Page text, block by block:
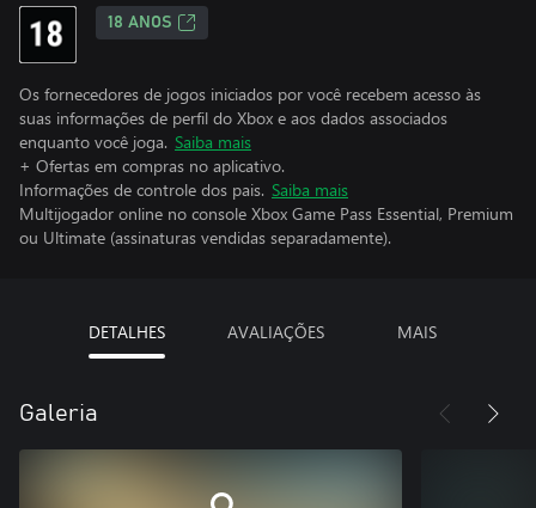
18 ANOS
Os fornecedores de jogos iniciados por você recebem acesso às
suas informações de perfil do Xbox e aos dados associados
enquanto você joga. Saiba mais
+ Ofertas em compras no aplicativo.
Informações de controle dos pais. Saiba mais
Multijogador online no console Xbox Game Pass Essential, Premium
ou Ultimate (assinaturas vendidas separadamente).
DETALHES AVALIAÇÕES MAIS
Galeria